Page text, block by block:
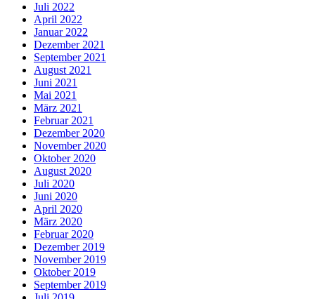
Juli 2022
April 2022
Januar 2022
Dezember 2021
September 2021
August 2021
Juni 2021
Mai 2021
März 2021
Februar 2021
Dezember 2020
November 2020
Oktober 2020
August 2020
Juli 2020
Juni 2020
April 2020
März 2020
Februar 2020
Dezember 2019
November 2019
Oktober 2019
September 2019